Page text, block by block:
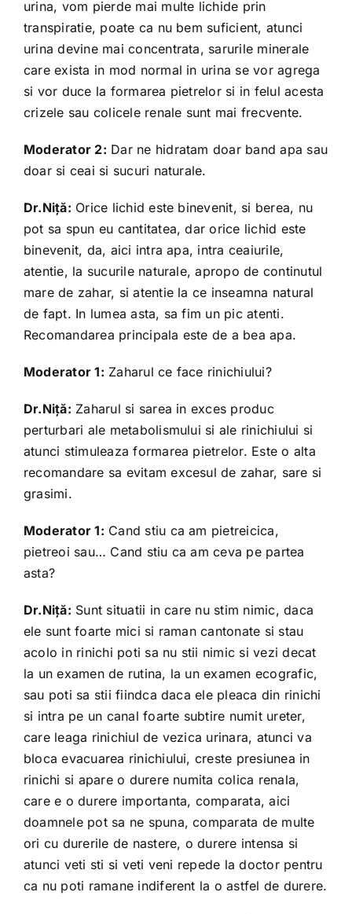
urina, vom pierde mai multe lichide prin
transpiratie, poate ca nu bem suficient, atunci
urina devine mai concentrata, sarurile minerale
care exista in mod normal in urina se vor agrega
si vor duce la formarea pietrelor si in felul acesta
crizele sau colicele renale sunt mai frecvente.
Moderator 2: Dar ne hidratam doar band apa sau
doar si ceai si sucuri naturale.
Dr.Niță: Orice lichid este binevenit, si berea, nu
pot sa spun eu cantitatea, dar orice lichid este
binevenit, da, aici intra apa, intra ceaiurile,
atentie, la sucurile naturale, apropo de continutul
mare de zahar, si atentie la ce inseamna natural
de fapt. In lumea asta, sa fim un pic atenti.
Recomandarea principala este de a bea apa.
Moderator 1: Zaharul ce face rinichiului?
Dr.Niță: Zaharul si sarea in exces produc
perturbari ale metabolismului si ale rinichiului si
atunci stimuleaza formarea pietrelor. Este o alta
recomandare sa evitam excesul de zahar, sare si
grasimi.
Moderator 1: Cand stiu ca am pietreicica,
pietreoi sau… Cand stiu ca am ceva pe partea
asta?
Dr.Niță: Sunt situatii in care nu stim nimic, daca
ele sunt foarte mici si raman cantonate si stau
acolo in rinichi poti sa nu stii nimic si vezi decat
la un examen de rutina, la un examen ecografic,
sau poti sa stii fiindca daca ele pleaca din rinichi
si intra pe un canal foarte subtire numit ureter,
care leaga rinichiul de vezica urinara, atunci va
bloca evacuarea rinichiului, creste presiunea in
rinichi si apare o durere numita colica renala,
care e o durere importanta, comparata, aici
doamnele pot sa ne spuna, comparata de multe
ori cu durerile de nastere, o durere intensa si
atunci veti sti si veti veni repede la doctor pentru
ca nu poti ramane indiferent la o astfel de durere.